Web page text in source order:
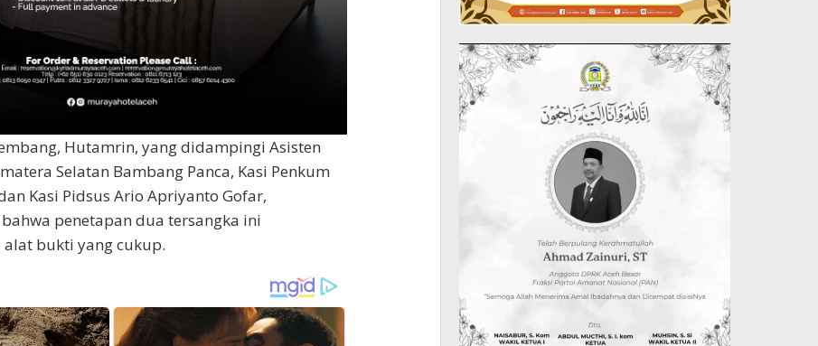
Hutamrin, yang didampingi Asisten
Selatan Bambang Panca, Kasi Penkum
Kasi Pidsus Ario Apriyanto Gofar,
penetapan dua tersangka ini
bukti yang cukup.